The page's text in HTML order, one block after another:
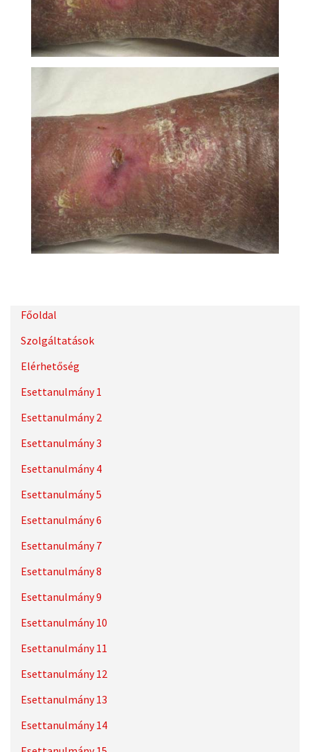
Főoldal
Szolgáltatások
Elérhetőség
Esettanulmány 1
Esettanulmány 2
Esettanulmány 3
Esettanulmány 4
Esettanulmány 5
Esettanulmány 6
Esettanulmány 7
Esettanulmány 8
Esettanulmány 9
Esettanulmány 10
Esettanulmány 11
Esettanulmány 12
Esettanulmány 13
Esettanulmány 14